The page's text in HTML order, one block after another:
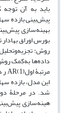
باید به آن
پیش‌بینی بازده
بهینه‌سازی
بورس اوراق
روش:
داده‌ها به‌کمک
این مدل، بازده
هینه‌سازی